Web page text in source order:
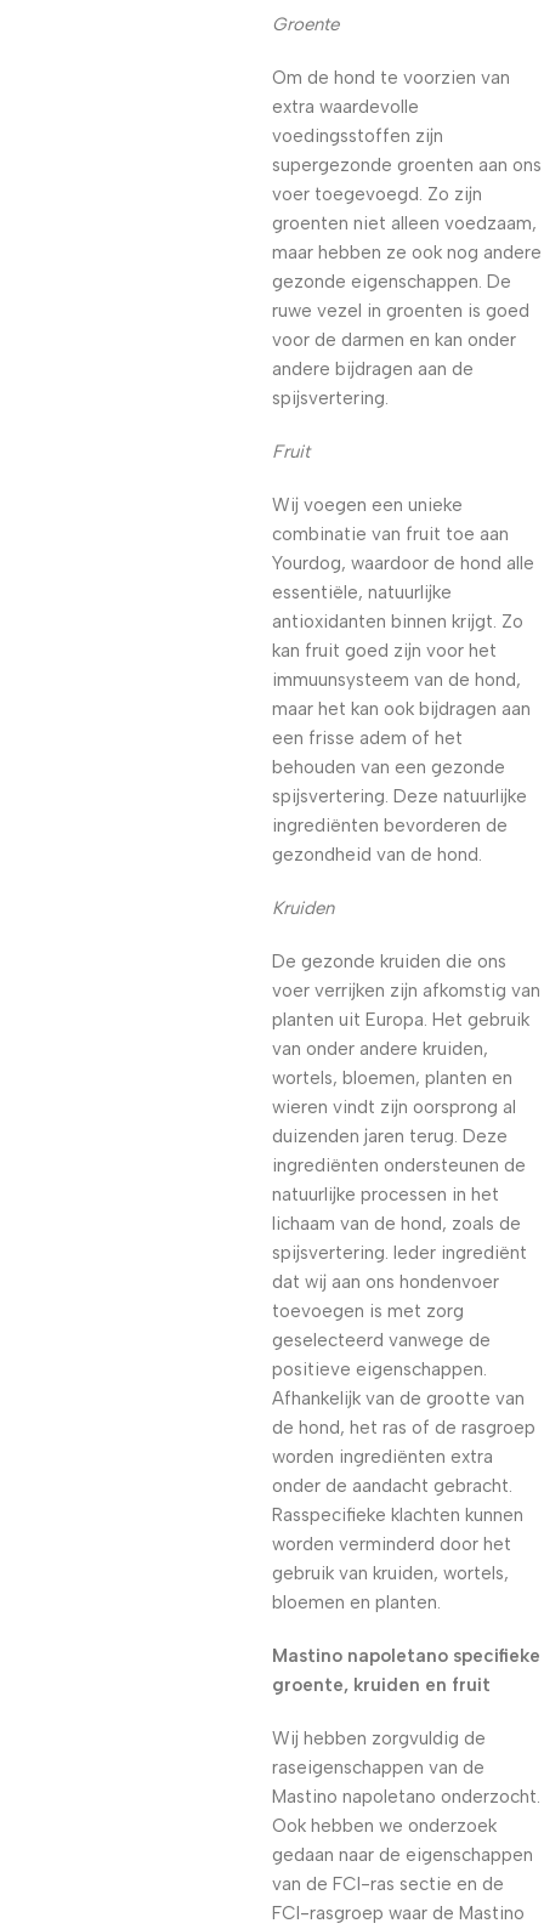
Groente
Om de hond te voorzien van
extra waardevolle
voedingsstoffen zijn
supergezonde groenten aan ons
voer toegevoegd. Zo zijn
groenten niet alleen voedzaam,
maar hebben ze ook nog andere
gezonde eigenschappen. De
ruwe vezel in groenten is goed
voor de darmen en kan onder
andere bijdragen aan de
spijsvertering.
Fruit
Wij voegen een unieke
combinatie van fruit toe aan
Yourdog, waardoor de hond alle
essentiële, natuurlijke
antioxidanten binnen krijgt. Zo
kan fruit goed zijn voor het
immuunsysteem van de hond,
maar het kan ook bijdragen aan
een frisse adem of het
behouden van een gezonde
spijsvertering. Deze natuurlijke
ingrediënten bevorderen de
gezondheid van de hond.
Kruiden
De gezonde kruiden die ons
voer verrijken zijn afkomstig van
planten uit Europa. Het gebruik
van onder andere kruiden,
wortels, bloemen, planten en
wieren vindt zijn oorsprong al
duizenden jaren terug. Deze
ingrediënten ondersteunen de
natuurlijke processen in het
lichaam van de hond, zoals de
spijsvertering. Ieder ingrediënt
dat wij aan ons hondenvoer
toevoegen is met zorg
geselecteerd vanwege de
positieve eigenschappen.
Afhankelijk van de grootte van
de hond, het ras of de rasgroep
worden ingrediënten extra
onder de aandacht gebracht.
Rasspecifieke klachten kunnen
worden verminderd door het
gebruik van kruiden, wortels,
bloemen en planten.
Mastino napoletano specifieke
groente, kruiden en fruit
Wij hebben zorgvuldig de
raseigenschappen van de
Mastino napoletano onderzocht.
Ook hebben we onderzoek
gedaan naar de eigenschappen
van de FCI-ras sectie en de
FCI-rasgroep waar de Mastino